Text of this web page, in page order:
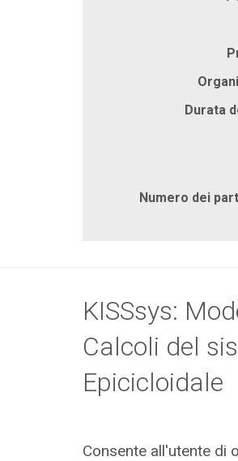
Durata
Numero dei
KISSsys:
Calcoli del
Epicicloidale
Consente all'utente di